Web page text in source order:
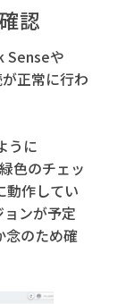
認
Senseや
正常に行わ
うに
色のチェッ
動作してい
ンが予定
念のため確